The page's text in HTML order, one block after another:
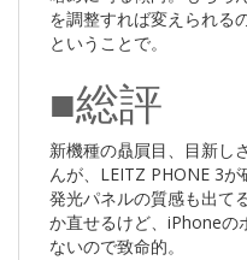
を調整すれば変えられる
ということで。
■総評
新機種の贔屓目、目新し
んが、LEITZ PHONE 3
発光パネルの質感も出て
か直せるけど、iPhoneの
ないので致命的。